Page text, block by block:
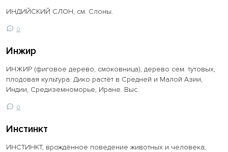
ИНДИЙСКИЙ СЛОН, см. Слоны.
0
Инжир
ИНЖИР (фиговое дерево, смоковница), дерево сем. тутовых,
плодовая культура. Дико растёт в Средней и Малой Азии,
Индии, Средиземноморье, Иране. Выс.
0
Инстинкт
ИНСТИНКТ, врождённое поведение животных и человека,